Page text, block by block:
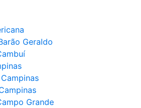
Geraldo
Grande